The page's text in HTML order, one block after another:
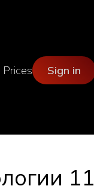
Prices Sign in
11